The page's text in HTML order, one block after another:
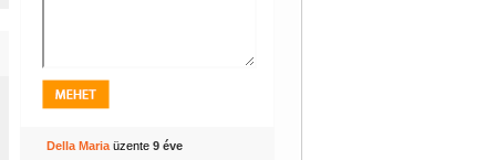
Della Mariaüzente 9 éve